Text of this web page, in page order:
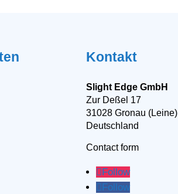
Kontakt
Slight Edge GmbH
Zur Deßel 17
31028 Gronau (Leine)
Deutschland
Contact form
Follow
Follow